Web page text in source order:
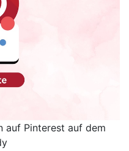
auf Pinterest auf dem